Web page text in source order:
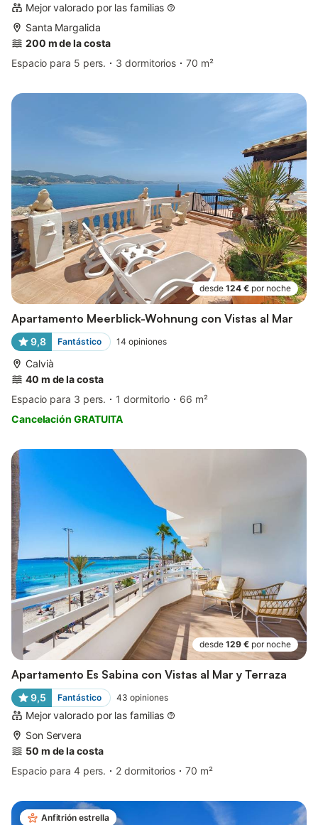
Mejor valorado por las familias
Santa Margalida
200 m de la costa
Espacio para 5 pers.
3 dormitorios 70 m²
desde 124 € por noche
Apartamento Meerblick-Wohnung con Vistas al Mar
9,8 Fantástico 14 opiniones
Calvià
40 m de la costa
Espacio para 3 pers.
1 dormitorio
66 m²
Cancelación GRATUITA
desde 129 € por noche
Apartamento Es Sabina con Vistas al Mar y Terraza
9,5 Fantástico 43 opiniones
Mejor valorado por las familias
Son Servera
50 m de la costa
Espacio para 4 pers.
2 dormitorios 70 m²
Anfitrión estrella